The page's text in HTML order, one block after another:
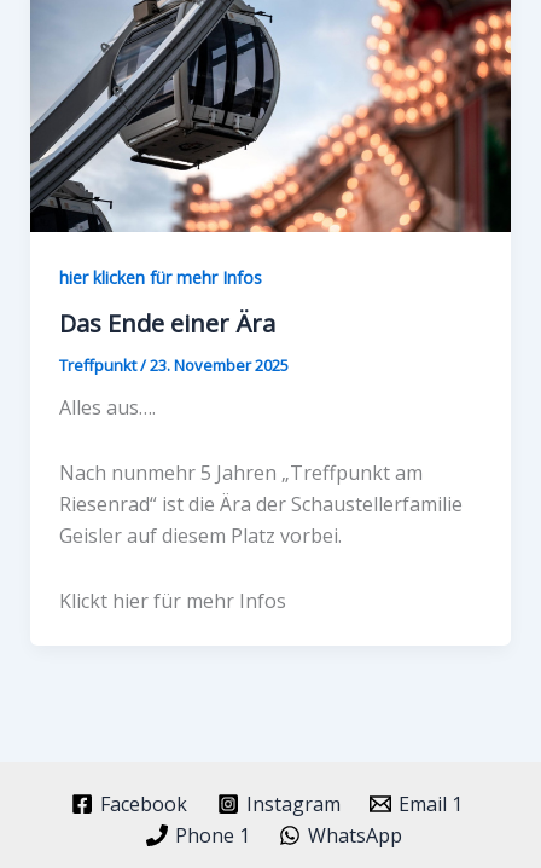
hier klicken für mehr Infos
Das Ende einer Ära
Treffpunkt/23. November 2025
Alles aus….
Nach nunmehr 5 Jahren „Treffpunkt am
Riesenrad“ ist die Ära der Schaustellerfamilie
Geisler auf diesem Platz vorbei.
Klickt hier für mehr Infos
Facebook Instagram
Email 1
Phone 1
WhatsApp